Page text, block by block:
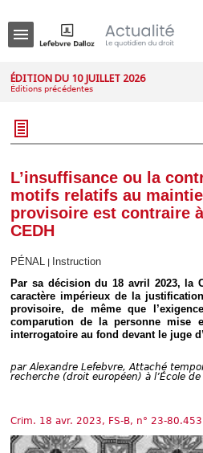
IT
ÉDITION DU 10 JUILLET 2026
Éditions précédentes
L’insuffisance ou la
motifs relatifs au
provisoire est contraire
CEDH
PÉNAL
Instruction
Par sa décision du 18 avril 2023, la
caractère impérieux de la
provisoire, de même que
comparution de la personne mise
interrogatoire au fond devant le juge
par Alexandre Lefebvre, Attaché
recherche (droit européen) à l’École
Crim. 18 avr. 2023, FS-B, n° 23-80.453